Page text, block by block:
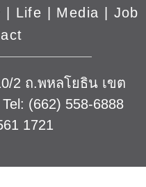
| Life | Media
Job
2 ถ.พหลโยธิน เขต
(662) 558-6888
1721